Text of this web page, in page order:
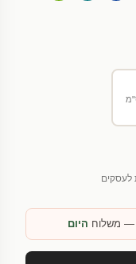
לעסקים
היום